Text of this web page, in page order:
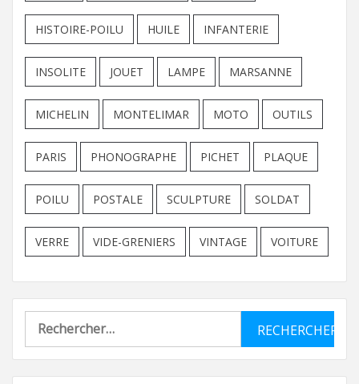
HISTOIRE-POILU HUILE INFANTERIE
INSOLITE JOUET LAMPE MARSANNE
MICHELIN MONTELIMAR MOTO OUTILS
PARIS PHONOGRAPHE PICHET PLAQUE
POILU POSTALE SCULPTURE SOLDAT
VERRE VIDE-GRENIERS VINTAGE VOITURE
Rechercher :